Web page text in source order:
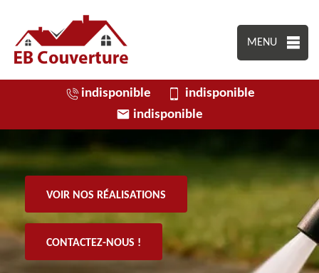
MENU
indisponible
indisponible
indisponible
VOIR NOS RÉALISATIONS
CONTACTEZ-NOUS !